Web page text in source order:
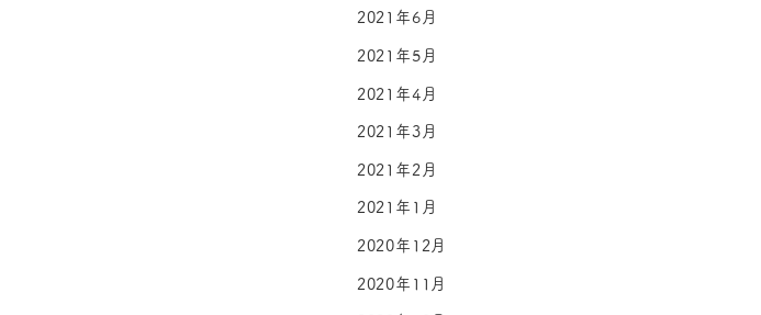
2021年6月
2021年5月
2021年4月
2021年3月
2021年2月
2021年1月
2020年12月
2020年11月